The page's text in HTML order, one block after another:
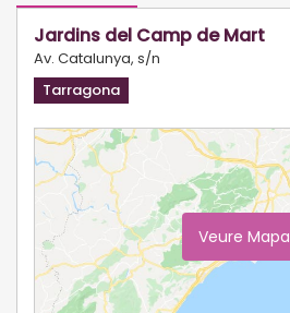
Jardins del Camp de Mart
Av. Catalunya, s/n
Tarragona
Veure Mapa